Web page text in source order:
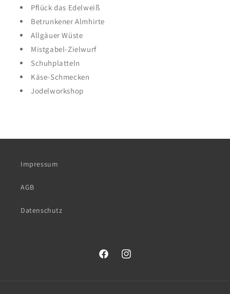
Pflück das Edelweiß
Betrunkener Almhirte
Allgäuer Wüste
Mistgabel-Zielwurf
Schuhplatteln
Käse-Schmecken
Jodelworkshop
Impressum
AGB
Datenschutz
FacebookInstagram